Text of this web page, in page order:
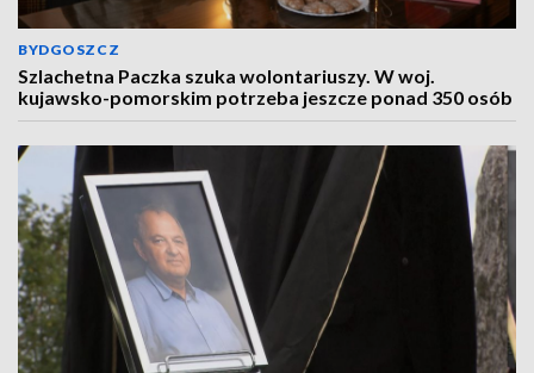
BYDGOSZCZ
Szlachetna Paczka szuka wolontariuszy. W woj.
kujawsko-pomorskim potrzeba jeszcze ponad 350 osób